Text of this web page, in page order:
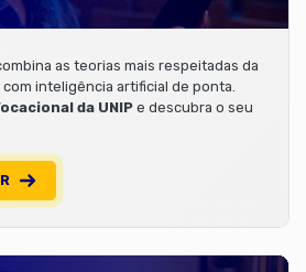
as teorias mais respeitadas da
inteligência artificial de ponta.
da UNIP e descubra o seu